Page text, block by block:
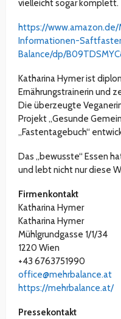
vielleicht sogar komplett.
https://
Informationen-
Balance/dp/
Katharina Hymer ist
Ernährungstrainerin und
Die überzeugte
Projekt „Gesunde
„Fastentagebuch“
Das „bewusste“ Essen
und lebt nicht nur diese
Firmenkontakt
Katharina Hymer
Katharina Hymer
Mühlgrundgasse 1/1/34
1220 Wien
+43 6763751990
office@mehrbalance.at
https://mehrbalance.at/
Pressekontakt